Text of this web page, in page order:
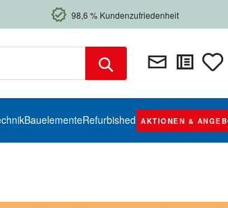
98,6 % Kundenzufriedenheit
BauelementeRefurbished AKTIONEN &